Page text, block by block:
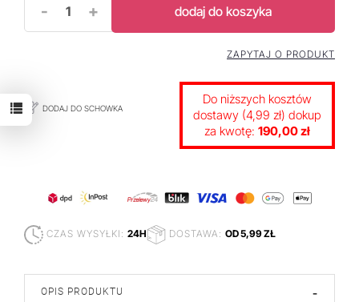
- + dodaj do koszyka
DODAJ DO SCHOWKA
ZAPYTAJ O PRODUKT
Do niższych kosztów
dostawy (4,99 zł) dokup
za kwotę: 190,00 zł
CZAS WYSYŁKI: 24H DOSTAWA: OD 5,99 ZŁ
OPIS PRODUKTU -